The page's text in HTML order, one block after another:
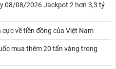
08/08/2026 Jackpot 2 hơn 3,3 tỷ
về tiền đồng của Việt Nam
mua thêm 20 tấn vàng trong